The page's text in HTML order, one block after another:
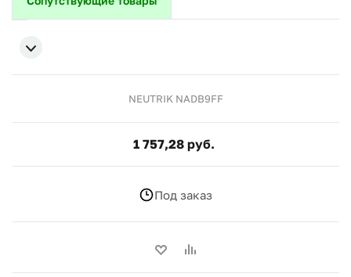
NEUTRIK NADB9FF
1 757,28 руб.
Под заказ